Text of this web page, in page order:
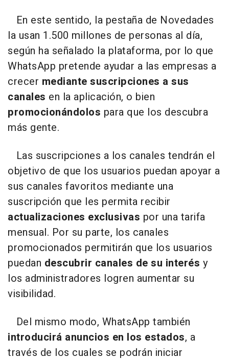
En este sentido, la pestaña de Novedades
la usan 1.500 millones de personas al día,
según ha señalado la plataforma, por lo que
WhatsApp pretende ayudar a las empresas a
crecer mediante suscripciones a sus
canales en la aplicación, o bien
promocionándolos para que los descubra
más gente.
Las suscripciones a los canales tendrán el
objetivo de que los usuarios puedan apoyar a
sus canales favoritos mediante una
suscripción que les permita recibir
actualizaciones exclusivas por una tarifa
mensual. Por su parte, los canales
promocionados permitirán que los usuarios
puedan descubrir canales de su interés y
los administradores logren aumentar su
visibilidad.
Del mismo modo, WhatsApp también
introducirá anuncios en los estados, a
través de los cuales se podrán iniciar